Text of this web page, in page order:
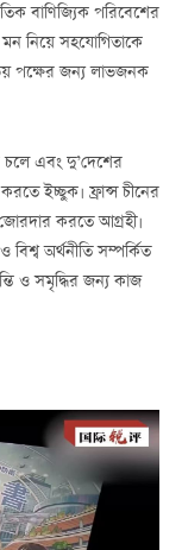
বাণিজ্যিক পরিবেশের
নিয়ে সহযোগিতাকে
পক্ষের জন্য লাভজনক
এবং দু’দেশের
ইচ্ছুক। ফ্রান্স চীনের
করতে আগ্রহী।
বিশ্ব অর্থনীতি সম্পর্কিত
ও সমৃদ্ধির জন্য কাজ